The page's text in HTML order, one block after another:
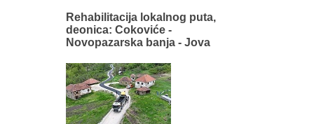
Rehabilitacija lokalnog puta,
deonica: Cokoviće -
Novopazarska banja - Jova